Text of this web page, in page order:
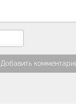
Добавить